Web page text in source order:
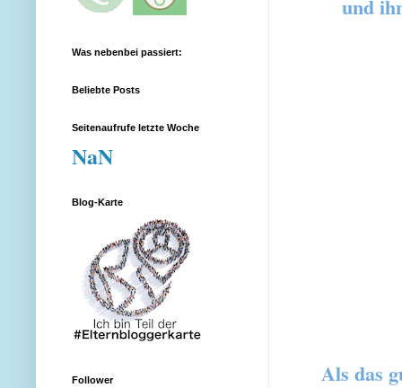
und
Als das
Was nebenbei passiert:
Beliebte Posts
Seitenaufrufe letzte Woche
NaN
Blog-Karte
Follower